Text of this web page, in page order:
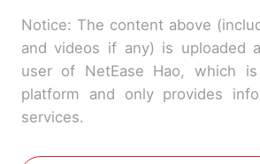
Notice: The content above
and videos if any) is uploaded
user of NetEase Hao, which
platform and only provides
services.